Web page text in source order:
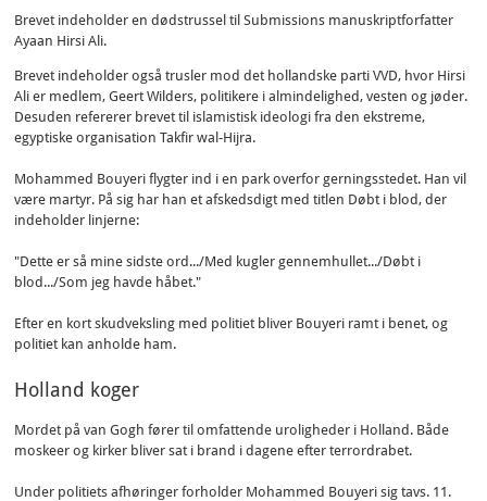
Brevet indeholder en dødstrussel til Submissions manuskriptforfatter
Ayaan Hirsi Ali.
Brevet indeholder også trusler mod det hollandske parti VVD, hvor Hirsi
Ali er medlem, Geert Wilders, politikere i almindelighed, vesten og jøder.
Desuden refererer brevet til islamistisk ideologi fra den ekstreme,
egyptiske organisation Takfir wal-Hijra.
Mohammed Bouyeri flygter ind i en park overfor gerningsstedet. Han vil
være martyr. På sig har han et afskedsdigt med titlen Døbt i blod, der
indeholder linjerne:
"Dette er så mine sidste ord.../Med kugler gennemhullet.../Døbt i
blod.../Som jeg havde håbet."
Efter en kort skudveksling med politiet bliver Bouyeri ramt i benet, og
politiet kan anholde ham.
Holland koger
Mordet på van Gogh fører til omfattende uroligheder i Holland. Både
moskeer og kirker bliver sat i brand i dagene efter terrordrabet.
Under politiets afhøringer forholder Mohammed Bouyeri sig tavs. 11.